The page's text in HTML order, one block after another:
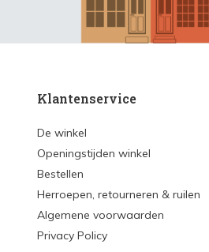
Klantenservice
De winkel
Openingstijden winkel
Bestellen
Herroepen, retourneren & ruilen
Algemene voorwaarden
Privacy Policy